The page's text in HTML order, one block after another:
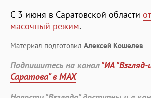
С 3 июня в Саратовской области
масочный режим.
Материал подготовил Алексей Кошелев
Подпишитесь на канал"ИА
Саратова" в MAX